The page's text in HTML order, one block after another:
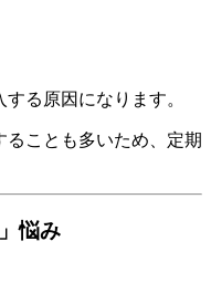
る原因になります。
ことも多いため、定期
悩み